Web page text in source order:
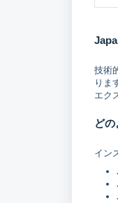
技術
りま
エク
ど
イン